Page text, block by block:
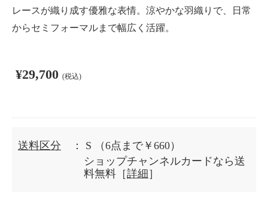
レースが織り成す優雅な表情。涼やかな羽織りで、日常
からセミフォーマルまで幅広く活躍。
¥29,700 (税込)
送料区分 ： S
（6点まで￥660）
ショップチャンネルカードなら送
料無料［詳細 ］